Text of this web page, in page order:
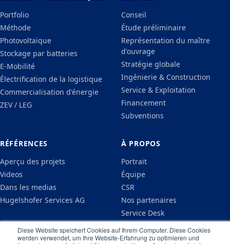
Diese Website speichert Cookies auf Ihrem Computer. Diese Cookies
werden verwendet, um Ihre Website-Erfahrung zu optimieren und
Portfolio
Méthode
Photovoltaïque
Stockage par batteries
E-Mobilité
Électrification de la logistique
Commercialisation d'énergie
ZEV / LEG
Conseil
Étude préliminaire
Représentation du maître
d'ouvrage
Stratégie globale
Ingénierie & Construction
Service & Exploitation
Financement
Subventions
RÉFÉRENCES
Aperçu des projets
Videos
Dans les medias
Hugelshofer Services AG
À PROPOS
Portrait
Équipe
CSR
Nos partenaires
Service Desk
Carrières